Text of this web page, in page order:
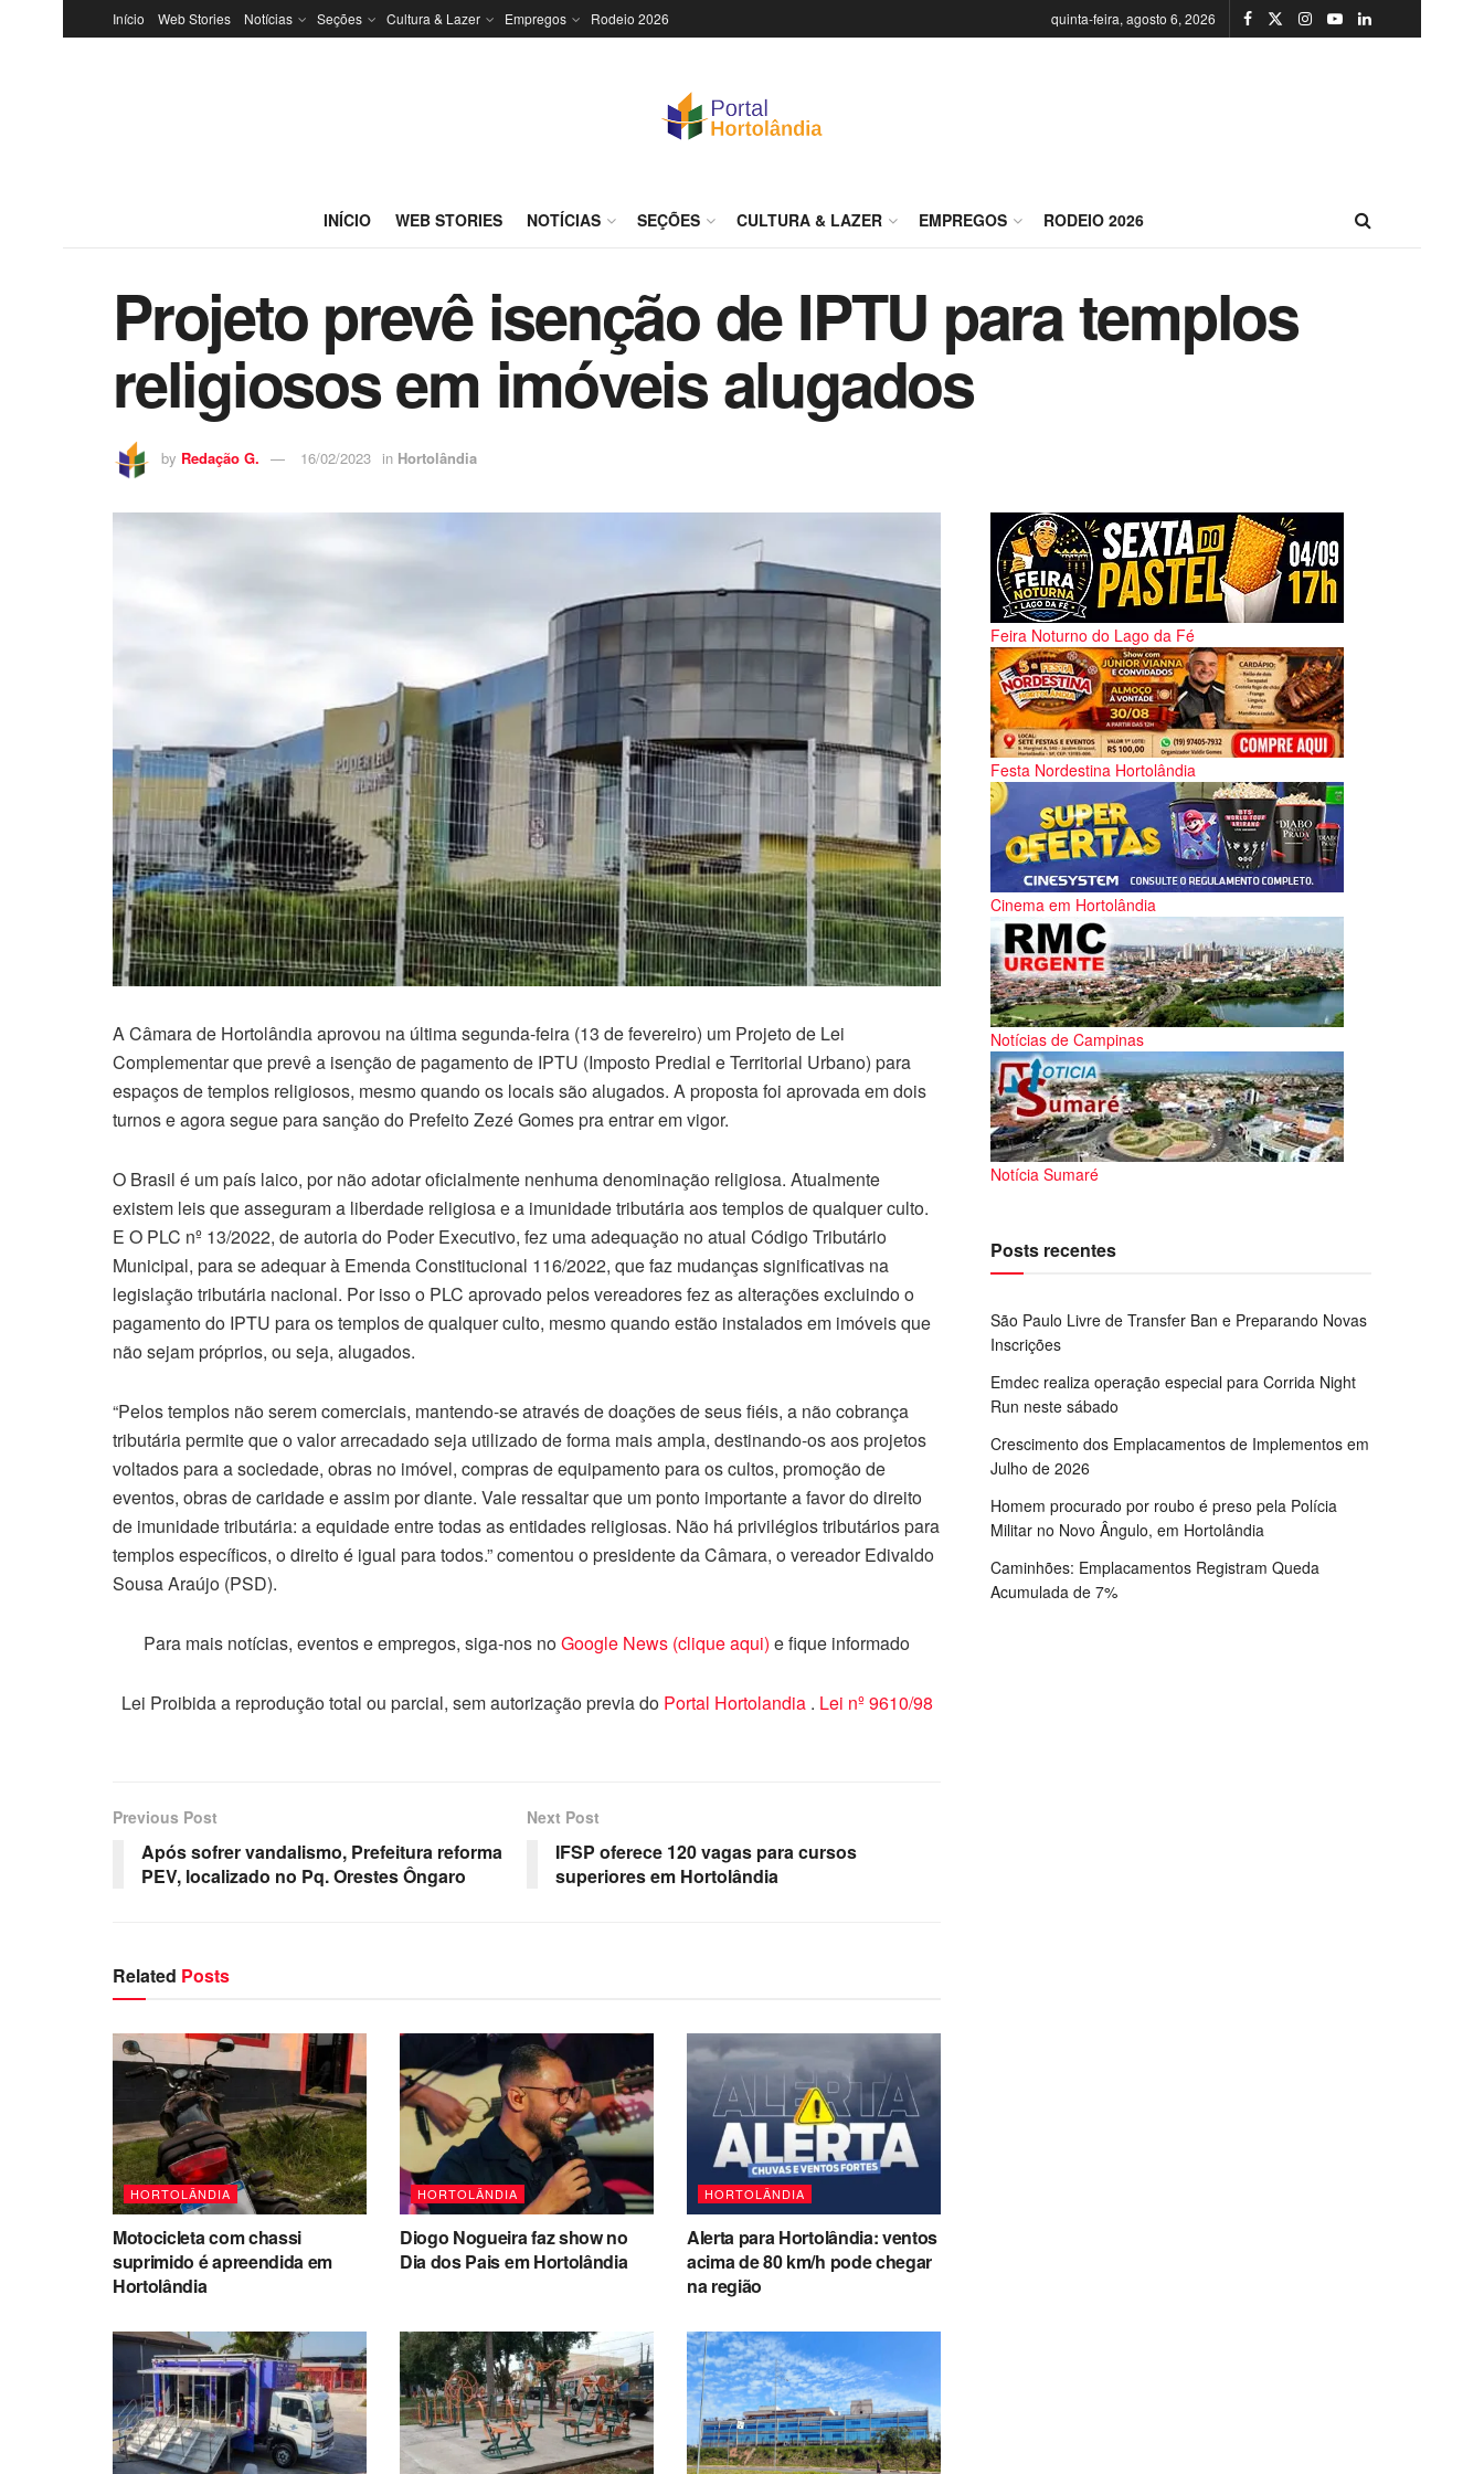
Início Web Stories Notícias Seções Cultura & Lazer Empregos Rodeio 2026 quinta-feira, agosto 6, 2026
INÍCIO WEB STORIES NOTÍCIAS SEÇÕES CULTURA & LAZER EMPREGOS RODEIO 2026
Projeto prevê isenção de IPTU para templos
religiosos em imóveis alugados
by Redação G. 16/02/2023 in Hortolândia
A Câmara de Hortolândia aprovou na última segunda-feira (13 de fevereiro) um Projeto de Lei
Complementar que prevê a isenção de pagamento de IPTU (Imposto Predial e Territorial Urbano) para
espaços de templos religiosos, mesmo quando os locais são alugados. A proposta foi aprovada em dois
turnos e agora segue para sanção do Prefeito Zezé Gomes pra entrar em vigor.
O Brasil é um país laico, por não adotar oficialmente nenhuma denominação religiosa. Atualmente
existem leis que asseguram a liberdade religiosa e a imunidade tributária aos templos de qualquer culto.
E O PLC nº 13/2022, de autoria do Poder Executivo, fez uma adequação no atual Código Tributário
Municipal, para se adequar à Emenda Constitucional 116/2022, que faz mudanças significativas na
legislação tributária nacional. Por isso o PLC aprovado pelos vereadores fez as alterações excluindo o
pagamento do IPTU para os templos de qualquer culto, mesmo quando estão instalados em imóveis que
não sejam próprios, ou seja, alugados.
“Pelos templos não serem comerciais, mantendo-se através de doações de seus fiéis, a não cobrança
tributária permite que o valor arrecadado seja utilizado de forma mais ampla, destinando-os aos projetos
voltados para a sociedade, obras no imóvel, compras de equipamento para os cultos, promoção de
eventos, obras de caridade e assim por diante. Vale ressaltar que um ponto importante a favor do direito
de imunidade tributária: a equidade entre todas as entidades religiosas. Não há privilégios tributários para
templos específicos, o direito é igual para todos.” comentou o presidente da Câmara, o vereador Edivaldo
Sousa Araújo (PSD).
Para mais notícias, eventos e empregos, siga-nos noGoogle News (clique aqui) e fique informado
Lei Proibida a reprodução total ou parcial, sem autorização previa do Portal Hortolandia . Lei nº 9610/98
Previous Post
Após sofrer vandalismo, Prefeitura reforma
PEV, localizado no Pq. Orestes Ôngaro
Next Post
IFSP oferece 120 vagas para cursos
superiores em Hortolândia
Related Posts
HORTOLÂNDIA
Motocicleta com chassi
suprimido é apreendida em
Hortolândia
HORTOLÂNDIA
Diogo Nogueira faz show no
Dia dos Pais em Hortolândia
HORTOLÂNDIA
Alerta para Hortolândia: ventos
acima de 80 km/h pode chegar
na região
Feira Noturno do Lago da Fé
Festa Nordestina Hortolândia
Cinema em Hortolândia
Notícias de Campinas
Notícia Sumaré
Posts recentes
São Paulo Livre de Transfer Ban e Preparando Novas
Inscrições
Emdec realiza operação especial para Corrida Night
Run neste sábado
Crescimento dos Emplacamentos de Implementos em
Julho de 2026
Homem procurado por roubo é preso pela Polícia
Militar no Novo Ângulo, em Hortolândia
Caminhões: Emplacamentos Registram Queda
Acumulada de 7%